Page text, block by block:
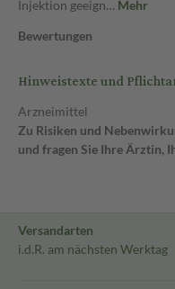
Injektion geeign… Mehr
Bewertungen
Hinweistexte und
Arzneimittel
Zu Risiken und
und fragen Sie Ihre Ärztin,
Versandarten
i.d.R. am nächsten Werktag